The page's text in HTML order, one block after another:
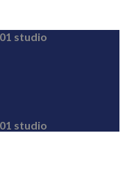
studio
studio